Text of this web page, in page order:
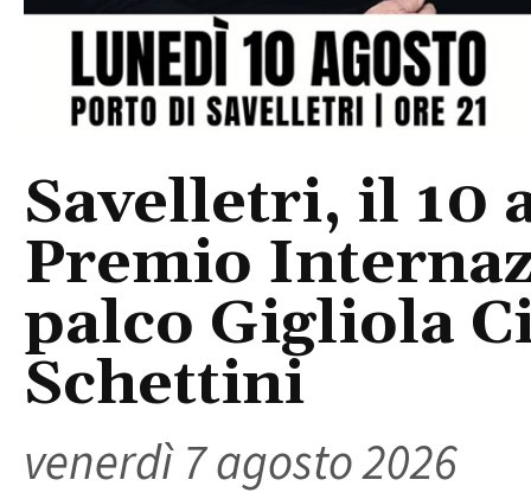
Savelletri, il 10
Premio
palco Gigliola
Schettini
venerdì 7 agosto 2026